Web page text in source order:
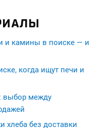
и камины в поиске — и
когда ищут печи и
выбор между
хлеба без доставки